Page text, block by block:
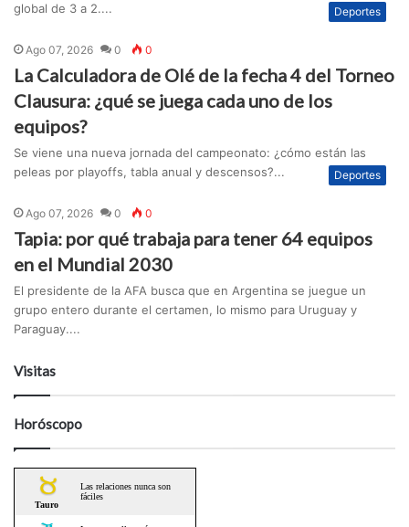
global de 3 a 2....
Deportes
Ago 07, 2026 0 0
La Calculadora de Olé de la fecha 4 del Torneo
Clausura: ¿qué se juega cada uno de los
equipos?
Se viene una nueva jornada del campeonato: ¿cómo están las
peleas por playoffs, tabla anual y descensos?...
Deportes
Ago 07, 2026 0 0
Tapia: por qué trabaja para tener 64 equipos
en el Mundial 2030
El presidente de la AFA busca que en Argentina se juegue un
grupo entero durante el certamen, lo mismo para Uruguay y
Paraguay....
Visitas
Horóscopo